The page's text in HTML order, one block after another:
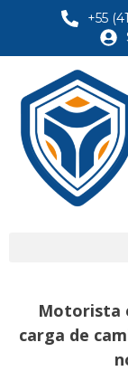
+55
Motorista
carga de